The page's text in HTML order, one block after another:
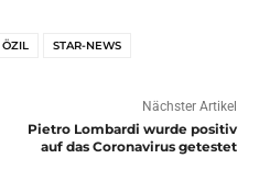
ÖZIL STAR-NEWS
Nächster Artikel
Pietro Lombardi wurde positiv
auf das Coronavirus getestet